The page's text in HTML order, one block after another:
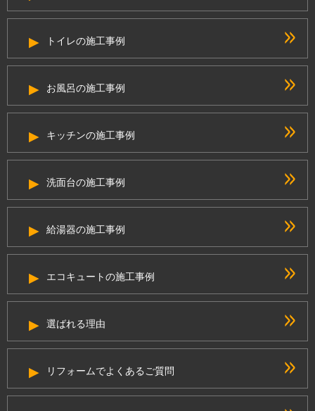
トイレの施工事例
お風呂の施工事例
キッチンの施工事例
洗面台の施工事例
給湯器の施工事例
エコキュートの施工事例
選ばれる理由
リフォームでよくあるご質問